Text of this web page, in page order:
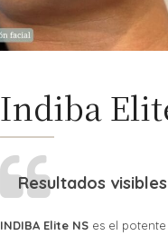
Indiba
Resultados
INDIBA Elite NS es el